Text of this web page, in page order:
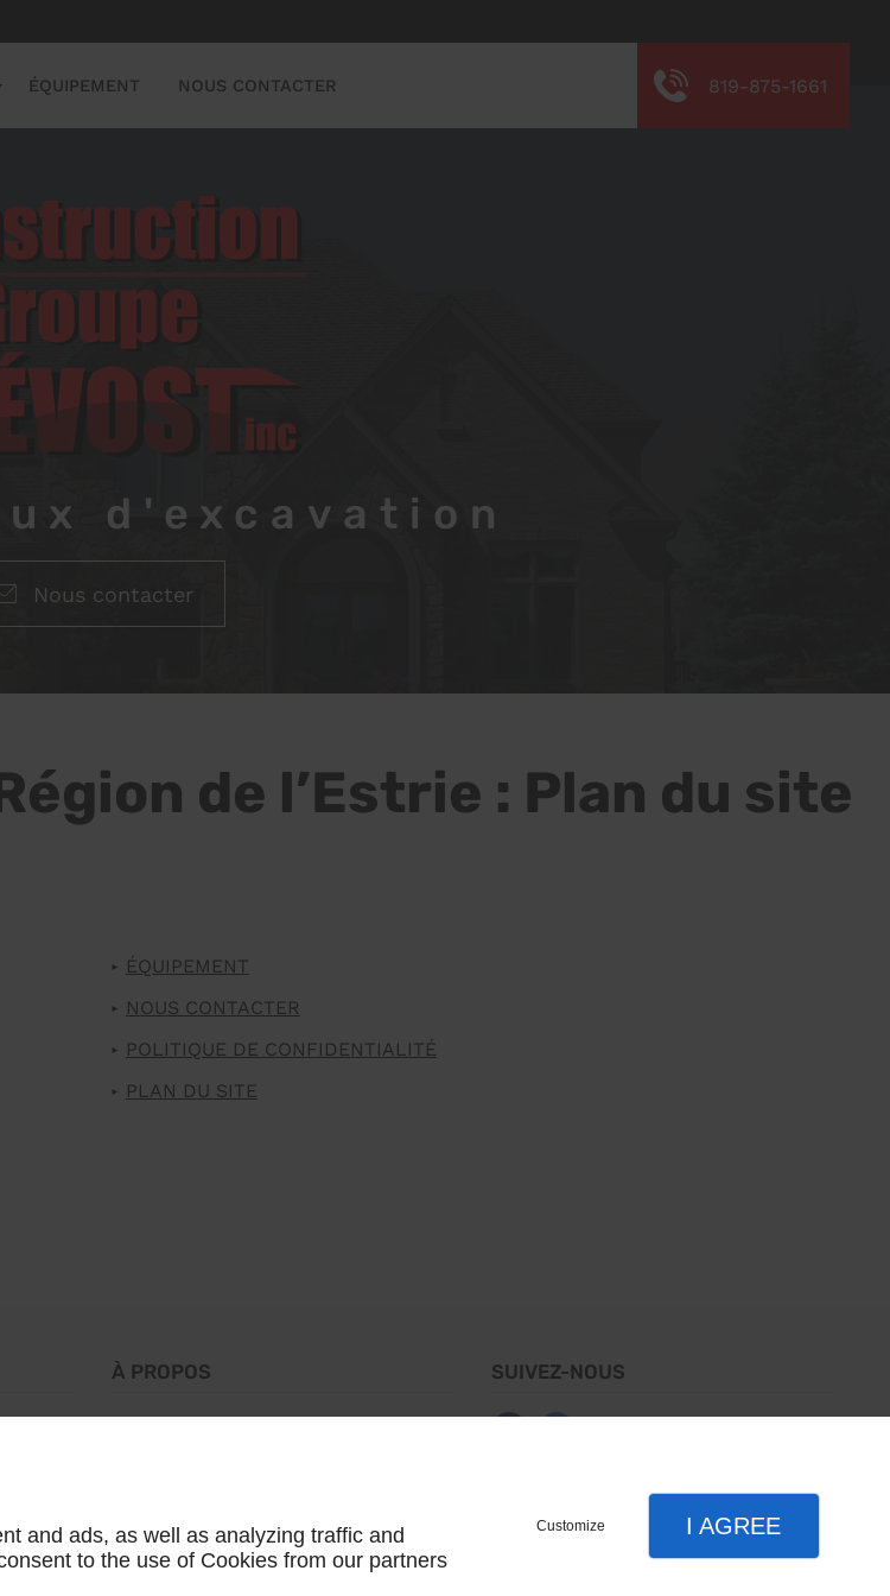
d'excavation
Nous contacter
ÉQUIPEMENT NOUS CONTACTER 819-875-1661
de l’Estrie : Plan du site
ÉQUIPEMENT
NOUS CONTACTER
POLITIQUE DE CONFIDENTIALITÉ
PLAN DU SITE
À PROPOS
Accueil
Politique de
SUIVEZ-NOUS
and ads, as well as analyzing traffic and
to the use of Cookies from our partners
Customize I AGREE